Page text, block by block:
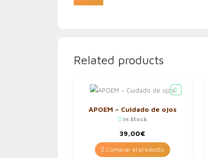
Related products
APOEM – Cuidado de ojos
In Stock
39,00€
Comprar el producto